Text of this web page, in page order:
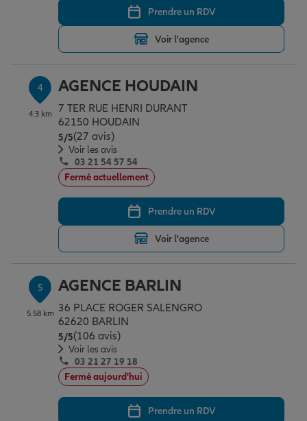
Tous nos devis d'assurance
Prendre un RDV
Voir l'agence
4
4.3 km
AGENCE HOUDAIN
7 TER RUE HENRI DURANT
62150 HOUDAIN
5/5Note de 5 sur 5
(27 avis)
Voir les avis
03 21 54 57 54
Fermé actuellement
Prendre un RDV
Voir l'agence
5
5.58 km
AGENCE BARLIN
36 PLACE ROGER SALENGRO
62620 BARLIN
5/5Note de 5 sur 5
(106 avis)
Voir les avis
03 21 27 19 18
Fermé aujourd'hui
Prendre un RDV